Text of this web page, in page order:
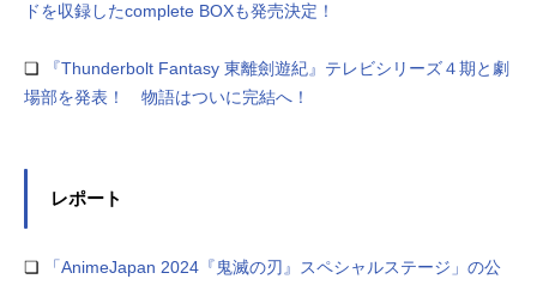
ドを収録したcomplete BOXも発売決定！
❏
『Thunderbolt Fantasy 東離劍遊紀』テレビシリーズ４期と劇
場部を発表！ 物語はついに完結へ！
レポート
❏
「AnimeJapan 2024『鬼滅の刃』スペシャルステージ」の公